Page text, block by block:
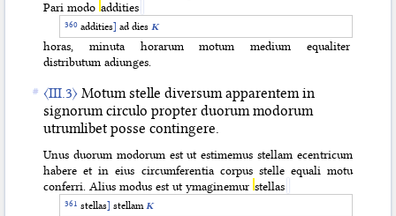
Pari modo addities
addities] ad dies K
horas, minuta horarum motum medium equaliter
distributum adiunges.
〈III.3〉 Motum stelle diversum apparentem in
signorum circulo propter duorum modorum
utrumlibet posse contingere.
Unus duorum modorum est ut estimemus stellam ecentricum
habere et in eius circumferentia corpus stelle equali motu
conferri. Alius modus est ut ymaginemur stellas
stellas] stellamK